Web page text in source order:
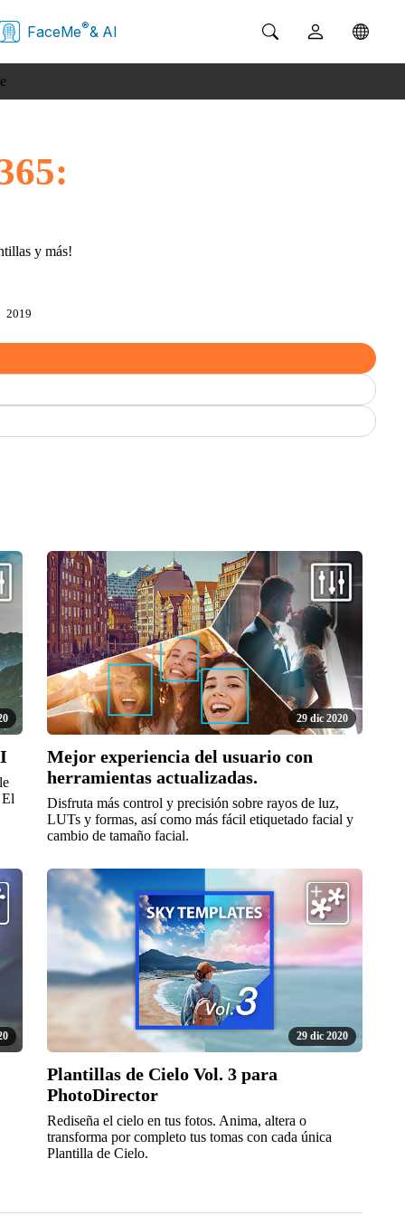
FaceMe®& AI
y más!
2019
29 dic 2020
Mejor experiencia del usuario con
herramientas actualizadas.
Disfruta más control y precisión sobre rayos de luz,
LUTs y formas, así como más fácil etiquetado facial y
cambio de tamaño facial.
29 dic 2020
Plantillas de Cielo Vol. 3 para
PhotoDirector
Rediseña el cielo en tus fotos. Anima, altera o
transforma por completo tus tomas con cada única
Plantilla de Cielo.